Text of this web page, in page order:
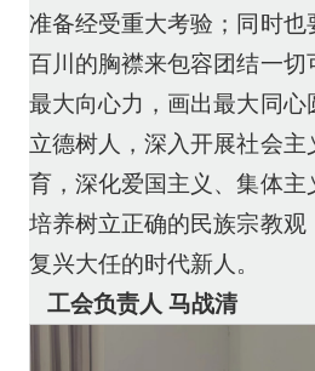
准备经受重大考验；同时也
百川的胸襟来包容团结一切
最大向心力，画出最大同
立德树人，深入开展社会主
育，深化爱国主义、集体主
培养树立正确的民族宗教观
复兴大任的时代新人。
工会负责人 马战清